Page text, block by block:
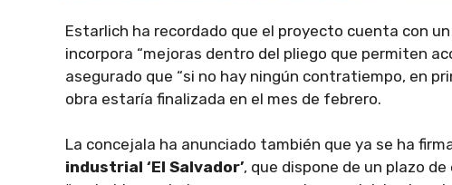
Estarlich ha recordado que el proyecto cuenta con
incorpora “mejoras dentro del pliego que permiten
asegurado que “si no hay ningún contratiempo, en
obra estaría finalizada en el mes de febrero.
La concejala ha anunciado también que ya se ha
industrial ‘El Salvador’, que dispone de un plazo